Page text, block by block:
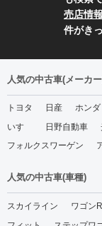
売店情報
件がき
人気の中古車(メーカ
トヨタ 日産 ホンダ
いすゞ
日野自動車
フォルクスワーゲン
人気の中古車(車種)
スカイライン ワゴンR